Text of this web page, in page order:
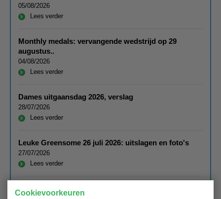
Cookievoorkeuren
05/08/2026
Lees verder
Monthly medals: vervangende wedstrijd op 29
augustus..
04/08/2026
Lees verder
Dames uitgaansdag 2026, verslag
28/07/2026
Lees verder
Leuke Greensome 26 juli 2026: uitslagen en foto's
27/07/2026
Lees verder
Foto van de maand juli 2026